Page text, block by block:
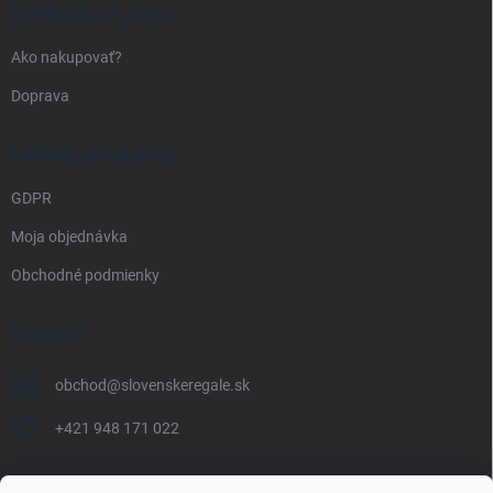
DOPRAVA A PLATBA
Ako nakupovať?
Doprava
PRÁVNE INFORMÁCIE
GDPR
Moja objednávka
Obchodné podmienky
KONTAKT
obchod@slovenskeregale.sk
+421 948 171 022